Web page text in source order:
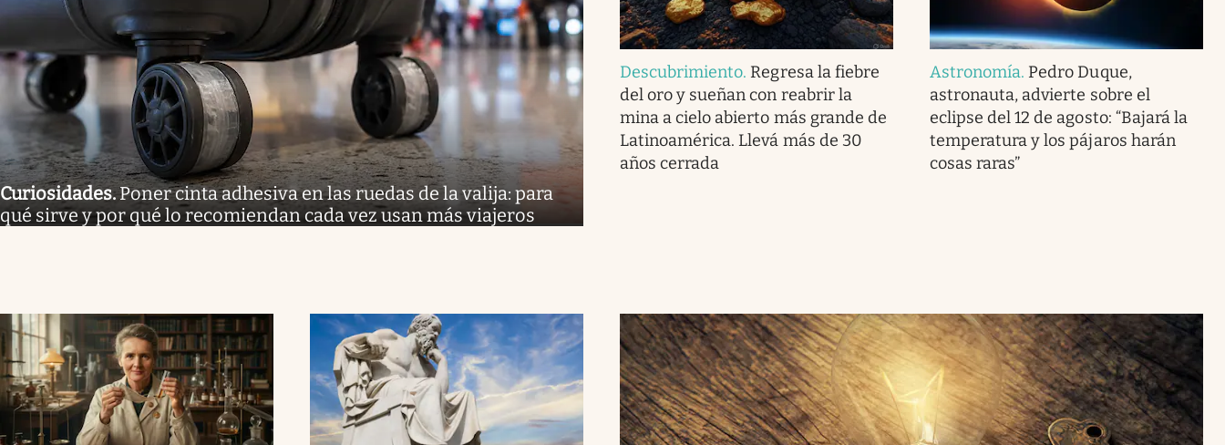
Curiosidades.Poner cinta adhesiva en las ruedas de la valija: para
qué sirve y por qué lo recomiendan cada vez usan más viajeros
Descubrimiento. Regresa la fiebre
del oro y sueñan con reabrir la
mina a cielo abierto más grande de
Latinoamérica. Llevá más de 30
años cerrada
Astronomía. Pedro Duque,
astronauta, advierte sobre el
eclipse del 12 de agosto: “Bajará la
temperatura y los pájaros harán
cosas raras”